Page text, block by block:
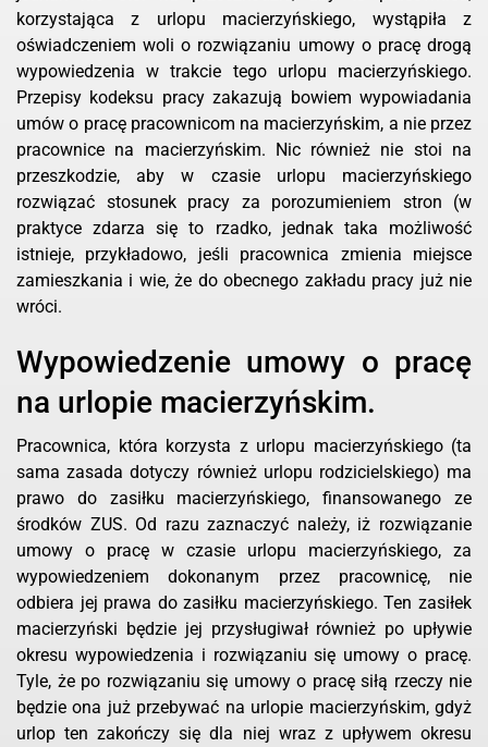
korzystająca z urlopu macierzyńskiego, wystąpiła z
oświadczeniem woli o rozwiązaniu umowy o pracę drogą
wypowiedzenia w trakcie tego urlopu macierzyńskiego.
Przepisy kodeksu pracy zakazują bowiem wypowiadania
umów o pracę pracownicom na macierzyńskim, a nie przez
pracownice na macierzyńskim. Nic również nie stoi na
przeszkodzie, aby w czasie urlopu macierzyńskiego
rozwiązać stosunek pracy za porozumieniem stron (w
praktyce zdarza się to rzadko, jednak taka możliwość
istnieje, przykładowo, jeśli pracownica zmienia miejsce
zamieszkania i wie, że do obecnego zakładu pracy już nie
wróci.
Wypowiedzenie umowy o pracę
na urlopie macierzyńskim.
Pracownica, która korzysta z urlopu macierzyńskiego (ta
sama zasada dotyczy również urlopu rodzicielskiego) ma
prawo do zasiłku macierzyńskiego, finansowanego ze
środków ZUS. Od razu zaznaczyć należy, iż rozwiązanie
umowy o pracę w czasie urlopu macierzyńskiego, za
wypowiedzeniem dokonanym przez pracownicę, nie
odbiera jej prawa do zasiłku macierzyńskiego. Ten zasiłek
macierzyński będzie jej przysługiwał również po upływie
okresu wypowiedzenia i rozwiązaniu się umowy o pracę.
Tyle, że po rozwiązaniu się umowy o pracę siłą rzeczy nie
będzie ona już przebywać na urlopie macierzyńskim, gdyż
urlop ten zakończy się dla niej wraz z upływem okresu